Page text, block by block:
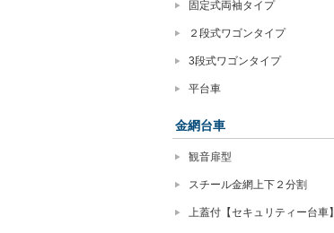
固定式両袖タイプ
２段式ワゴンタイプ
3段式ワゴンタイプ
平台車
金網台車
観音扉型
スチール金網上下２分割
上蓋付【セキュリティー台車】